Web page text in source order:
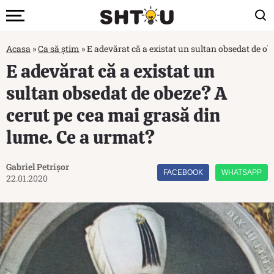
Acasa »Ca să știm »E adevărat că a existat un sultan obsedat de
E adevărat că a existat un
sultan obsedat de obeze? A
cerut pe cea mai grasă din
lume. Ce a urmat?
Gabriel Petrișor
22.01.2020
FACEBOOK WHATSAPP